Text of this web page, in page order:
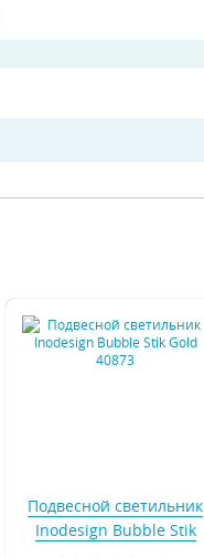
Подвесной светильник
Inodesign Bubble Stik